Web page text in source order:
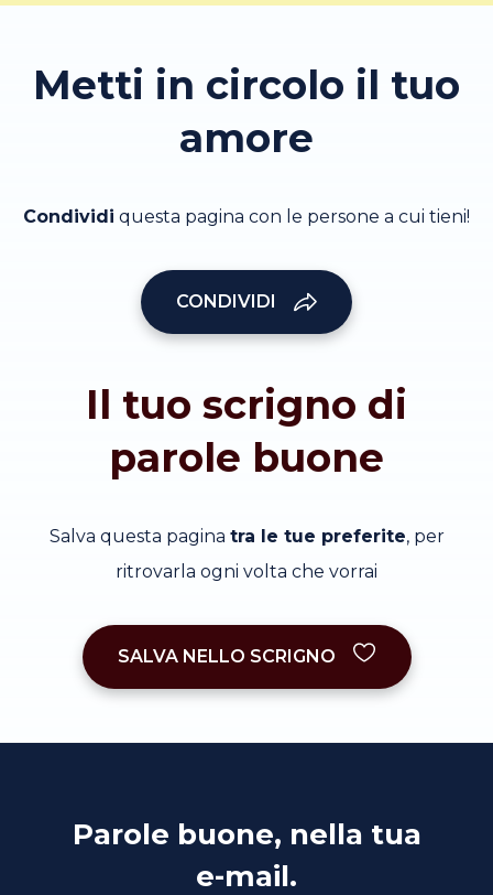
Metti in circolo il tuo
amore
Condividi questa pagina con le persone a cui tieni!
CONDIVIDI
Il tuo scrigno di
parole buone
Salva questa pagina tra le tue preferite, per
ritrovarla ogni volta che vorrai
SALVA NELLO SCRIGNO
Parole buone, nella tua
e-mail.